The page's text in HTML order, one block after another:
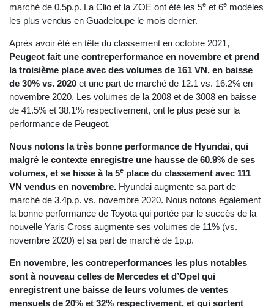
marché de 0.5p.p. La Clio et la ZOE ont été les 5e et 6e modèles
les plus vendus en Guadeloupe le mois dernier.
Après avoir été en tête du classement en octobre 2021,
Peugeot fait une contreperformance en novembre et prend
la troisième place avec des volumes de 161 VN, en baisse
de 30% vs. 2020 et une part de marché de 12.1 vs. 16.2% en
novembre 2020. Les volumes de la 2008 et de 3008 en baisse
de 41.5% et 38.1% respectivement, ont le plus pesé sur la
performance de Peugeot.
Nous notons la très bonne performance de Hyundai, qui
malgré le contexte enregistre une hausse de 60.9% de ses
volumes, et se hisse à la 5e place du classement avec 111
VN vendus en novembre. Hyundai augmente sa part de
marché de 3.4p.p. vs. novembre 2020. Nous notons également
la bonne performance de Toyota qui portée par le succès de la
nouvelle Yaris Cross augmente ses volumes de 11% (vs.
novembre 2020) et sa part de marché de 1p.p.
En novembre, les contreperformances les plus notables
sont à nouveau celles de Mercedes et d’Opel qui
enregistrent une baisse de leurs volumes de ventes
mensuels de 20% et 32% respectivement, et qui sortent